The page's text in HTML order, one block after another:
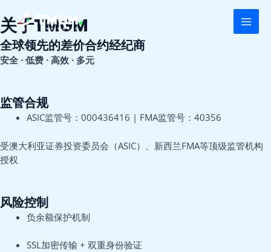
至
内
容
关于TMGM
全球领先的差价合约经纪商
安全 · 低费 · 高效 · 多元
监管合规
ASIC监管号：000436416 | FMA监管号：40356
受澳大利亚证券投资委员会（ASIC）、新西兰FMA等顶级监管机构
授权
风险控制
负余额保护机制
SSL加密传输 + 双重身份验证